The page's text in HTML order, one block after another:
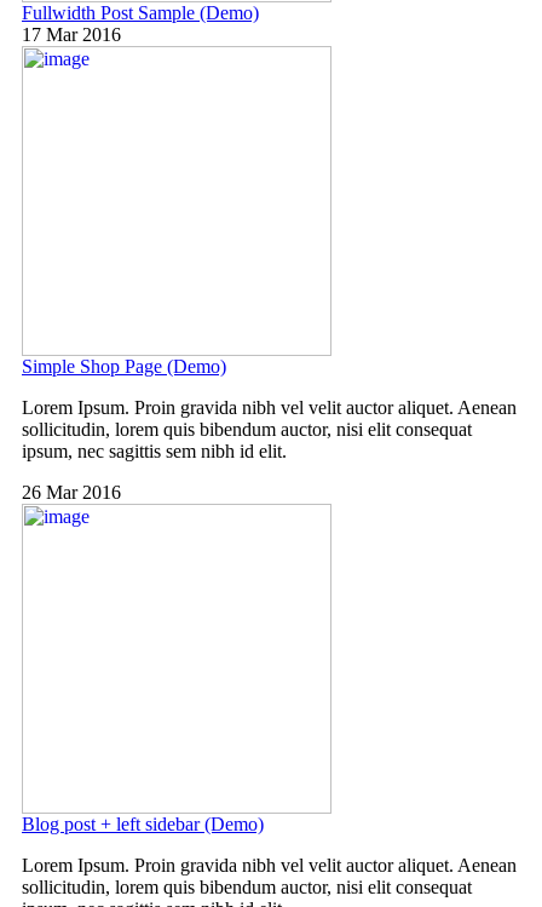
Fullwidth Post Sample (Demo)
17 Mar 2016
Simple Shop Page (Demo)
Lorem Ipsum. Proin gravida nibh vel velit auctor aliquet. Aenean
sollicitudin, lorem quis bibendum auctor, nisi elit consequat
ipsum, nec sagittis sem nibh id elit.
26 Mar 2016
Blog post + left sidebar (Demo)
Lorem Ipsum. Proin gravida nibh vel velit auctor aliquet. Aenean
sollicitudin, lorem quis bibendum auctor, nisi elit consequat